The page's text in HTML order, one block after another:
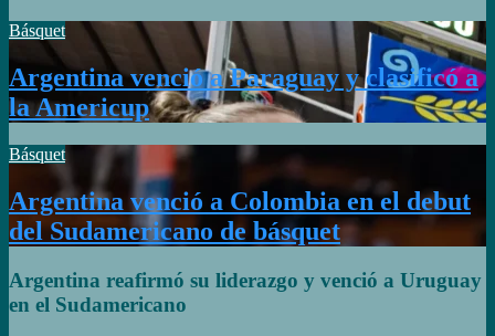
Básquet
Argentina venció a Paraguay y clasificó a
la Americup
Básquet
Argentina venció a Colombia en el debut
del Sudamericano de básquet
Argentina reafirmó su liderazgo y venció a Uruguay
en el Sudamericano